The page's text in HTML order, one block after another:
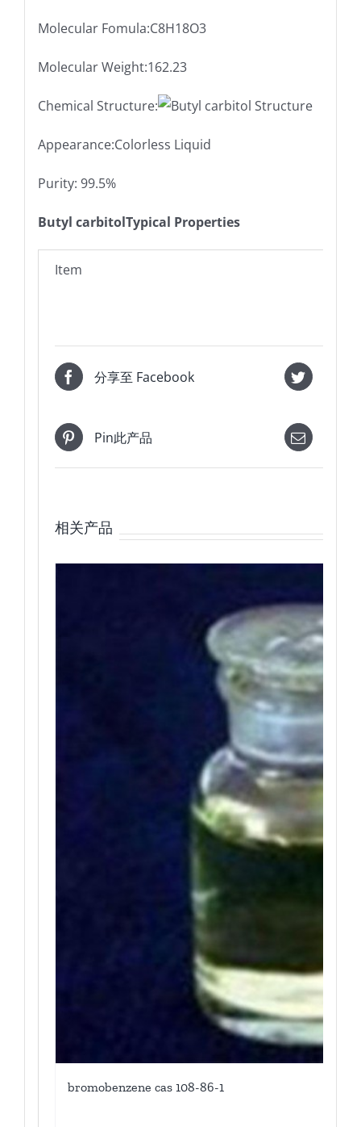
Molecular Fomula:C8H18O3
Molecular Weight:162.23
Chemical Structure:
Appearance:Colorless Liquid
Purity: 99.5%
Butyl carbitolTypical Properties
Item
分享至 Facebook
Pin此产品
相关产品
bromobenzene cas 108-86-1